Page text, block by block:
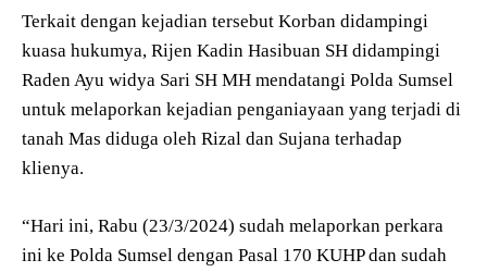
Terkait dengan kejadian tersebut Korban didampingi
kuasa hukumya, Rijen Kadin Hasibuan SH didampingi
Raden Ayu widya Sari SH MH mendatangi Polda Sumsel
untuk melaporkan kejadian penganiayaan yang terjadi di
tanah Mas diduga oleh Rizal dan Sujana terhadap
klienya.
“Hari ini, Rabu (23/3/2024) sudah melaporkan perkara
ini ke Polda Sumsel dengan Pasal 170 KUHP dan sudah